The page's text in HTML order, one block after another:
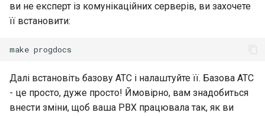
ви не експерт із комунікаційних серверів, ви захочете
її встановити:
make
Далі встановіть базову АТС і налаштуйте її. Базова АТС
- це просто, дуже просто! Ймовірно, вам знадобиться
внести зміни, щоб ваша PBX працювала так, як ви